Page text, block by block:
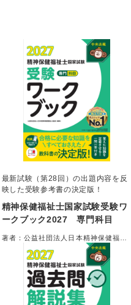
最新試験（第28回）の出題内容を反
映した受験参考書の決定版！
精神保健福祉士国家試験受験ワ
ークブック2027 専門科目
著者：公益社団法人日本精神保健福祉